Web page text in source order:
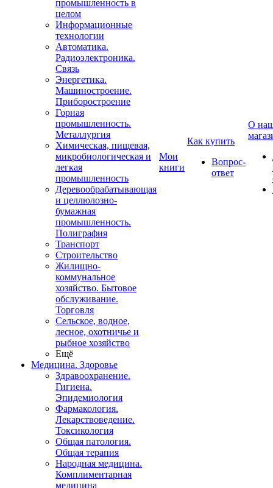
промышленность в
целом
Информационные
технологии
Автоматика.
Радиоэлектроника.
Связь
Энергетика.
Машиностроение.
Приборостроение
Горная
промышленность.
Металлургия
Химическая, пищевая,
микробиологическая и
легкая
промышленность
Деревообрабатывающая
и целлюлозно-
бумажная
промышленность.
Полиграфия
Транспорт
Строительство
Жилищно-
коммунальное
хозяйство. Бытовое
обслуживание.
Торговля
Сельское, водное,
лесное, охотничье и
рыбное хозяйство
Ещё
Медицина. Здоровье
Здравоохранение.
Гигиена.
Эпидемиология
Фармакология.
Лекарствоведение.
Токсикология
Общая патология.
Общая терапия
Народная медицина.
Комплиментарная
медицина
Мои
книги
Как купить
Вопрос-
ответ
О